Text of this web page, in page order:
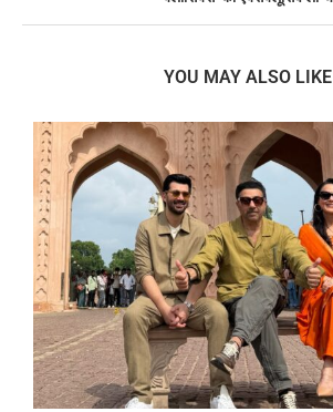
YOU MAY ALSO LIKE